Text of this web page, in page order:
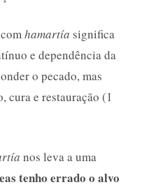
hamartía significa
e dependência da
o pecado, mas
cura e restauração (1
nos leva a uma
tenho errado o alvo